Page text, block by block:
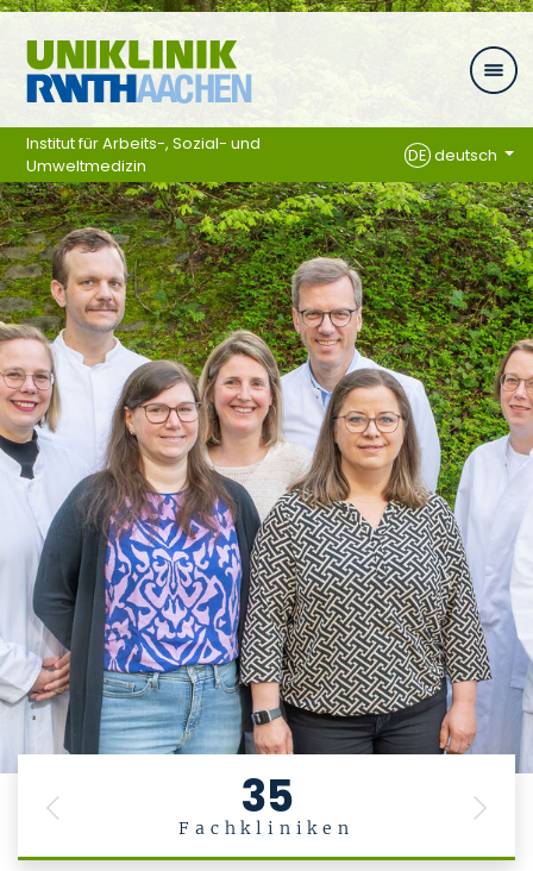
Zum Inhalt springen
35
Fachkliniken
Previous Next
Institut für Arbeits-, Sozial- und
Umweltmedizin
DEdeutsch